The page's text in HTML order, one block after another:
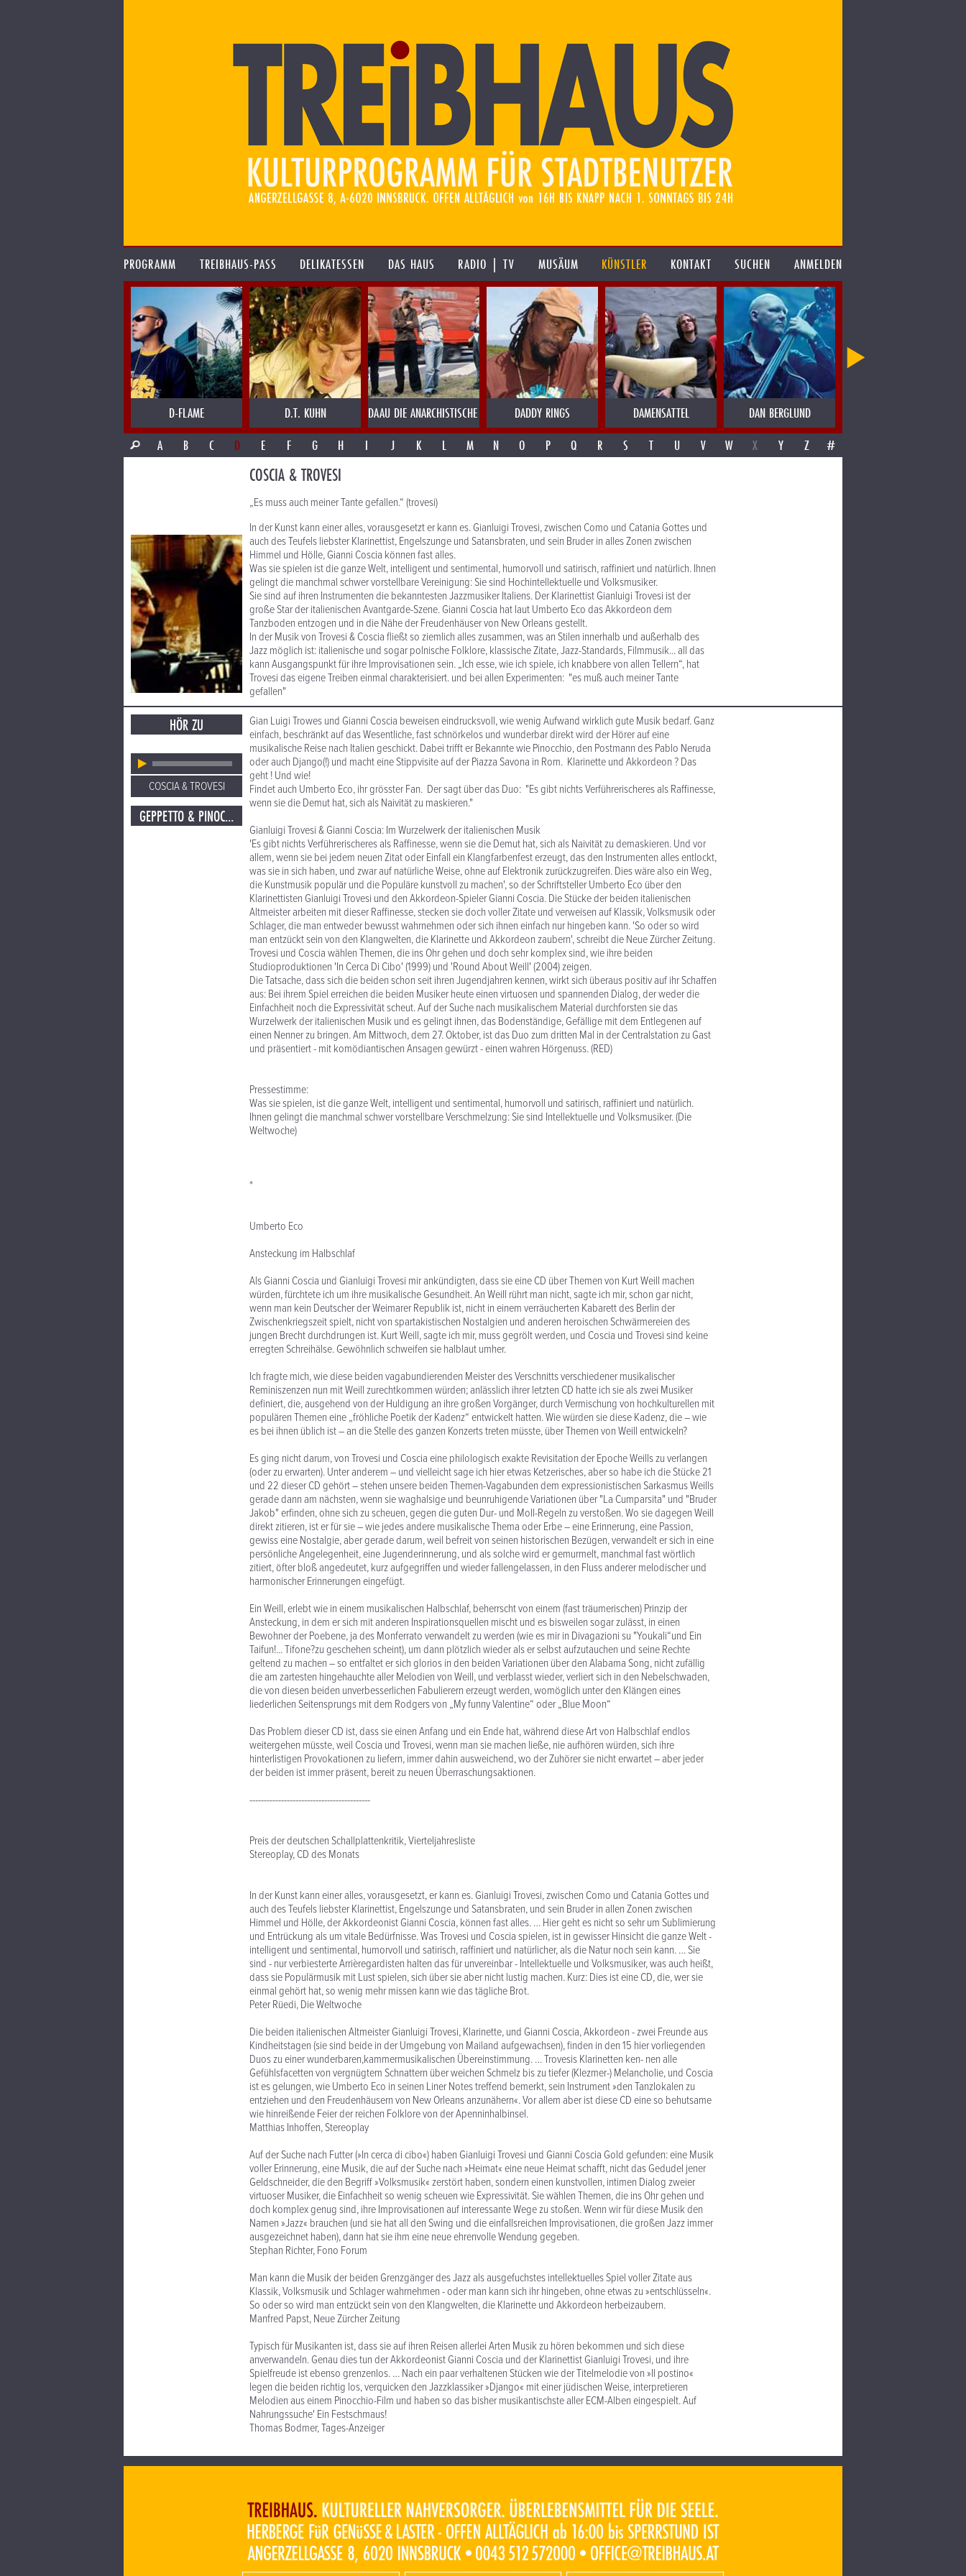
PROGRAMM TREIBHAUS-PASS DELIKATESSEN DAS HAUS RADIO | TV MUSÄUM KÜNSTLER KONTAKT SUCHEN ANMELDEN
D-FLAME D.T. KUHN DAAU DIE ANARCHISTISCHE ABENDUNTERHALTUNG
DADDY RINGS DAMENSATTEL DAN BERGLUND
A
B C D E F G H I J K L M N O P Q R S T U V W X Y Z #
COSCIA & TROVESI
„Es muss auch meiner Tante gefallen.“ (trovesi)
In der Kunst kann einer alles, vorausgesetzt er kann es. Gianluigi Trovesi, zwischen Como und Catania Gottes und
auch des Teufels liebster Klarinettist, Engelszunge und Satansbraten, und sein Bruder in alles Zonen zwischen
Himmel und Hölle, Gianni Coscia können fast alles.
Was sie spielen ist die ganze Welt, intelligent und sentimental, humorvoll und satirisch, raffiniert und natürlich. Ihnen
gelingt die manchmal schwer vorstellbare Vereinigung: Sie sind Hochintellektuelle und Volksmusiker.
Sie sind auf ihren Instrumenten die bekanntesten Jazzmusiker Italiens. Der Klarinettist Gianluigi Trovesi ist der
große Star der italienischen Avantgarde-Szene. Gianni Coscia hat laut Umberto Eco das Akkordeon dem
Tanzboden entzogen und in die Nähe der Freudenhäuser von New Orleans gestellt.
In der Musik von Trovesi & Coscia fließt so ziemlich alles zusammen, was an Stilen innerhalb und außerhalb des
Jazz möglich ist: italienische und sogar polnische Folklore, klassische Zitate, Jazz-Standards, Filmmusik... all das
kann Ausgangspunkt für ihre Improvisationen sein. „Ich esse, wie ich spiele, ich knabbere von allen Tellern“, hat
Trovesi das eigene Treiben einmal charakterisiert. und bei allen Experimenten: "es muß auch meiner Tante
gefallen"
HÖR ZU
COSCIA & TROVESI
GEPPETTO & PINOCCHIO IN GROPPA AL TONNO
Gian Luigi Trowes und Gianni Coscia beweisen eindrucksvoll, wie wenig Aufwand wirklich gute Musik bedarf. Ganz
einfach, beschränkt auf das Wesentliche, fast schnörkelos und wunderbar direkt wird der Hörer auf eine
musikalische Reise nach Italien geschickt. Dabei trifft er Bekannte wie Pinocchio, den Postmann des Pablo Neruda
oder auch Django(!) und macht eine Stippvisite auf der Piazza Savona in Rom. Klarinette und Akkordeon ? Das
geht ! Und wie!
Findet auch Umberto Eco, ihr grösster Fan. Der sagt über das Duo: "Es gibt nichts Verführerischeres als Raffinesse,
wenn sie die Demut hat, sich als Naivität zu maskieren."
Gianluigi Trovesi & Gianni Coscia: Im Wurzelwerk der italienischen Musik
'Es gibt nichts Verführerischeres als Raffinesse, wenn sie die Demut hat, sich als Naivität zu demaskieren. Und vor
allem, wenn sie bei jedem neuen Zitat oder Einfall ein Klangfarbenfest erzeugt, das den Instrumenten alles entlockt,
was sie in sich haben, und zwar auf natürliche Weise, ohne auf Elektronik zurückzugreifen. Dies wäre also ein Weg,
die Kunstmusik populär und die Populäre kunstvoll zu machen', so der Schriftsteller Umberto Eco über den
Klarinettisten Gianluigi Trovesi und den Akkordeon-Spieler Gianni Coscia. Die Stücke der beiden italienischen
Altmeister arbeiten mit dieser Raffinesse, stecken sie doch voller Zitate und verweisen auf Klassik, Volksmusik oder
Schlager, die man entweder bewusst wahrnehmen oder sich ihnen einfach nur hingeben kann. 'So oder so wird
man entzückt sein von den Klangwelten, die Klarinette und Akkordeon zaubern', schreibt die Neue Zürcher Zeitung.
Trovesi und Coscia wählen Themen, die ins Ohr gehen und doch sehr komplex sind, wie ihre beiden
Studioproduktionen 'In Cerca Di Cibo' (1999) und 'Round About Weill' (2004) zeigen.
Die Tatsache, dass sich die beiden schon seit ihren Jugendjahren kennen, wirkt sich überaus positiv auf ihr Schaffen
aus: Bei ihrem Spiel erreichen die beiden Musiker heute einen virtuosen und spannenden Dialog, der weder die
Einfachheit noch die Expressivität scheut. Auf der Suche nach musikalischem Material durchforsten sie das
Wurzelwerk der italienischen Musik und es gelingt ihnen, das Bodenständige, Gefällige mit dem Entlegenen auf
einen Nenner zu bringen. Am Mittwoch, dem 27. Oktober, ist das Duo zum dritten Mal in der Centralstation zu Gast
und präsentiert - mit komödiantischen Ansagen gewürzt - einen wahren Hörgenuss. (RED)
Pressestimme:
Was sie spielen, ist die ganze Welt, intelligent und sentimental, humorvoll und satirisch, raffiniert und natürlich.
Ihnen gelingt die manchmal schwer vorstellbare Verschmelzung: Sie sind Intellektuelle und Volksmusiker. (Die
Weltwoche)
*
Umberto Eco
Ansteckung im Halbschlaf
Als Gianni Coscia und Gianluigi Trovesi mir ankündigten, dass sie eine CD über Themen von Kurt Weill machen
würden, fürchtete ich um ihre musikalische Gesundheit. An Weill rührt man nicht, sagte ich mir, schon gar nicht,
wenn man kein Deutscher der Weimarer Republik ist, nicht in einem verräucherten Kabarett des Berlin der
Zwischenkriegszeit spielt, nicht von spartakistischen Nostalgien und anderen heroischen Schwärmereien des
jungen Brecht durchdrungen ist. Kurt Weill, sagte ich mir, muss gegrölt werden, und Coscia und Trovesi sind keine
erregten Schreihälse. Gewöhnlich schweifen sie halblaut umher.
Ich fragte mich, wie diese beiden vagabundierenden Meister des Verschnitts verschiedener musikalischer
Reminiszenzen nun mit Weill zurechtkommen würden; anlässlich ihrer letzten CD hatte ich sie als zwei Musiker
definiert, die, ausgehend von der Huldigung an ihre großen Vorgänger, durch Vermischung von hochkulturellen mit
populären Themen eine „fröhliche Poetik der Kadenz“ entwickelt hatten. Wie würden sie diese Kadenz, die – wie
es bei ihnen üblich ist – an die Stelle des ganzen Konzerts treten müsste, über Themen von Weill entwickeln?
Es ging nicht darum, von Trovesi und Coscia eine philologisch exakte Revisi­tation der Epoche Weills zu verlangen
(oder zu erwarten). Unter anderem – und vielleicht sage ich hier etwas Ketzerisches, aber so habe ich die Stücke 21
und 22 dieser CD gehört – stehen unsere beiden Themen-Vagabunden dem expressionistischen Sarkasmus Weills
gerade dann am nächsten, wenn sie waghalsige und beunruhigende Variationen über "La Cumparsita" und "Bruder
Jakob" erfinden, ohne sich zu scheuen, gegen die guten Dur- und Moll-Regeln zu verstoßen. Wo sie dagegen Weill
direkt zitieren, ist er für sie – wie jedes andere musikalische Thema oder Erbe – eine Erinnerung, eine Passion,
gewiss eine Nostalgie, aber gerade darum, weil befreit von seinen historischen Bezügen, verwandelt er sich in eine
persönliche Angelegenheit, eine Jugenderinnerung, und als solche wird er gemurmelt, manchmal fast wörtlich
zitiert, öfter bloß angedeutet, kurz aufgegriffen und wieder fallengelassen, in den Fluss anderer melodischer und
harmonischer Erinnerungen eingefügt.
Ein Weill, erlebt wie in einem musikalischen Halbschlaf, beherrscht von einem (fast träumerischen) Prinzip der
Ansteckung, in dem er sich mit anderen Inspirationsquellen mischt und es bisweilen sogar zulässt, in einen
Bewohner der Poebene, ja des Monferrato verwandelt zu werden (wie es mir in Divagazioni su "Youkali“und Ein
Taifun!... Tifone?zu geschehen scheint), um dann plötzlich wieder als er selbst aufzutauchen und seine Rechte
geltend zu machen – so entfaltet er sich glorios in den beiden Variationen über den Alabama Song, nicht zufällig
die am zartesten hingehauchte aller Melodien von Weill, und verblasst wieder, verliert sich in den Nebelschwaden,
die von diesen beiden unverbesserlichen Fabulierern erzeugt werden, womöglich unter den Klängen eines
liederlichen Seitensprungs mit dem Rodgers von „My funny Valentine“ oder „Blue Moon“
Das Problem dieser CD ist, dass sie einen Anfang und ein Ende hat, während diese Art von Halbschlaf endlos
weitergehen müsste, weil Coscia und Trovesi, wenn man sie machen ließe, nie aufhören würden, sich ihre
hinterlistigen Provokationen zu liefern, immer dahin ausweichend, wo der Zuhörer sie nicht erwartet – aber jeder
der beiden ist immer präsent, bereit zu neuen Überraschungsaktionen.
------------------------------------------
Preis der deutschen Schallplattenkritik, Vierteljahresliste
Stereoplay, CD des Monats
In der Kunst kann einer alles, vorausgesetzt, er kann es. Gianluigi Trovesi, zwischen Como und Catania Gottes und
auch des Teufels liebster Klarinettist, Engelszunge und Satansbraten, und sein Bruder in allen Zonen zwischen
Himmel und Hölle, der Akkordeonist Gianni Coscia, können fast alles. … Hier geht es nicht so sehr um Sublimierung
und Entrückung als um vitale Bedürfnisse. Was Trovesi und Coscia spielen, ist in gewisser Hinsicht die ganze Welt -
intelligent und sentimental, humorvoll und satirisch, raffiniert und natürlicher, als die Natur noch sein kann. … Sie
sind - nur verbiesterte Arrièregardisten halten das für unvereinbar - Intellektuelle und Volksmusiker, was auch heißt,
dass sie Populärmusik mit Lust spielen, sich über sie aber nicht lustig machen. Kurz: Dies ist eine CD, die, wer sie
einmal gehört hat, so wenig mehr missen kann wie das tägliche Brot.
Peter Rüedi, Die Weltwoche
Die beiden italienischen Altmeister Gianluigi Trovesi, Klarinette, und Gianni Coscia, Akkordeon - zwei Freunde aus
Kindheitstagen (sie sind beide in der Umgebung von Mailand aufgewachsen), finden in den 15 hier vorliegenden
Duos zu einer wunderbaren,kammermusikalischen Übereinstimmung. … Trovesis Klarinetten ken- nen alle
Gefühlsfacetten von vergnügtem Schnattern über weichen Schmelz bis zu tiefer (Klezmer-) Melancholie, und Coscia
ist es gelungen, wie Umberto Eco in seinen Liner Notes treffend bemerkt, sein Instrument »den Tanzlokalen zu
entziehen und den Freudenhäusern von New Orleans anzunähern«. Vor allem aber ist diese CD eine so behutsame
wie hinreißende Feier der reichen Folklore von der Apenninhalbinsel.
Matthias Inhoffen, Stereoplay
Auf der Suche nach Futter (»In cerca di cibo«) haben Gianluigi Trovesi und Gianni Coscia Gold gefunden: eine Musik
voller Erinnerung, eine Musik, die auf der Suche nach »Heimat« eine neue Heimat schafft, nicht das Gedudel jener
Geldschneider, die den Begriff »Volksmusik« zerstört haben, sondern einen kunstvollen, intimen Dialog zweier
virtuoser Musiker, die Einfachheit so wenig scheuen wie Expressivität. Sie wählen Themen, die ins Ohr gehen und
doch komplex genug sind, ihre Improvisationen auf interessante Wege zu stoßen. Wenn wir für diese Musik den
Namen »Jazz« brauchen (und sie hat all den Swing und die einfallsreichen Improvisationen, die großen Jazz immer
ausgezeichnet haben), dann hat sie ihm eine neue ehrenvolle Wendung gegeben.
Stephan Richter, Fono Forum
Man kann die Musik der beiden Grenzgänger des Jazz als ausgefuchstes intellektuelles Spiel voller Zitate aus
Klassik, Volksmusik und Schlager wahrnehmen - oder man kann sich ihr hingeben, ohne etwas zu »entschlüsseln«.
So oder so wird man entzückt sein von den Klangwelten, die Klarinette und Akkordeon herbeizaubern.
Manfred Papst, Neue Zürcher Zeitung
Typisch für Musikanten ist, dass sie auf ihren Reisen allerlei Arten Musik zu hören bekommen und sich diese
anverwandeln. Genau dies tun der Akkordeonist Gianni Coscia und der Klarinettist Gianluigi Trovesi, und ihre
Spielfreude ist ebenso grenzenlos. … Nach ein paar verhaltenen Stücken wie der Titelmelodie von »Il postino«
legen die beiden richtig los, verquicken den Jazzklassiker »Django« mit einer jüdischen Weise, interpretieren
Melodien aus einem Pinocchio-Film und haben so das bisher musikantischste aller ECM-Alben eingespielt. Auf
Nahrungssuche' Ein Festschmaus!
Thomas Bodmer, Tages-Anzeiger